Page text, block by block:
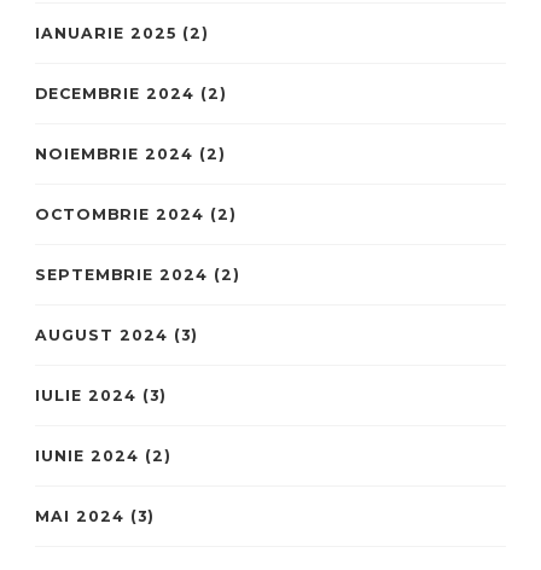
IANUARIE 2025 (2)
DECEMBRIE 2024 (2)
NOIEMBRIE 2024 (2)
OCTOMBRIE 2024 (2)
SEPTEMBRIE 2024 (2)
AUGUST 2024 (3)
IULIE 2024 (3)
IUNIE 2024 (2)
MAI 2024 (3)